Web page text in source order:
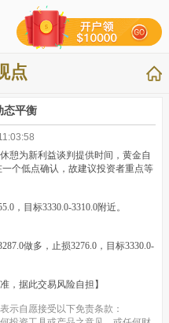
点
态平衡
憩为新利益谈判提供时间，黄金自
个低点确认，故建议投资者重点等
，目标3330.0-3310.0附近。
做多，止损3276.0，目标3330.0-
，据此交易风险自担】
示自愿接受以下免责条款：